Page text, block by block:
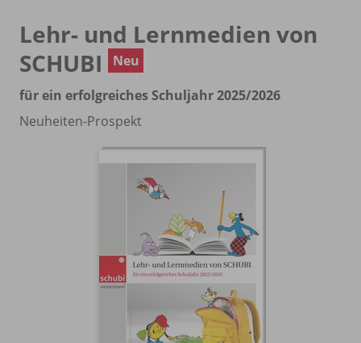
Lehr- und Lernmedien von
SCHUBI
Neu
für ein erfolgreiches Schuljahr 2025/2026
Neuheiten-Prospekt